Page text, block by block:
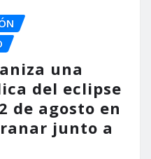
una
del eclipse
de agosto en
junto a